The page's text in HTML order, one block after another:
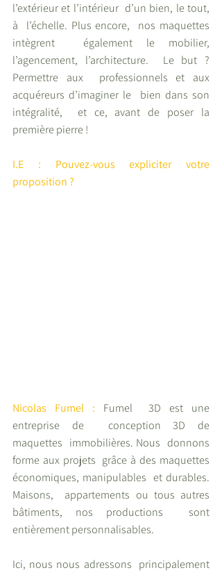
l’extérieur et l’intérieur  d’un bien, le tout,
à  l’échelle. Plus encore,  nos maquettes
intègrent  également le mobilier,
l’agencement, l’architecture.  Le but ?
Permettre aux  professionnels et aux
acquéreurs d’imaginer le  bien dans son
intégralité,  et ce, avant de poser la
première pierre !
I.E : Pouvez-vous expliciter votre
proposition ?
Nicolas Fumel : Fumel  3D est une
entreprise de  conception 3D de
maquettes  immobilières. Nous  donnons
forme aux projets  grâce à des maquettes
économiques, manipulables  et durables.
Maisons,  appartements ou tous autres
bâtiments, nos productions  sont
entièrement personnalisables.
Ici, nous nous adressons  principalement